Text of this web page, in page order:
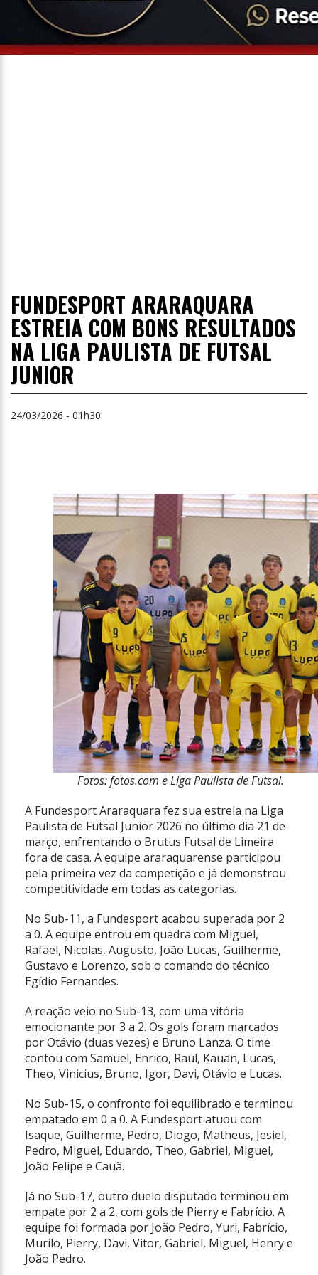
Entrevista
FUNDESPORT ARARAQUARA
ESTREIA COM BONS RESULTADOS
NA LIGA PAULISTA DE FUTSAL
JUNIOR
24/03/2026 - 01h30
Fotos: fotos.com e Liga Paulista de Futsal.
A Fundesport Araraquara fez sua estreia na Liga
Paulista de Futsal Junior 2026 no último dia 21 de
março, enfrentando o Brutus Futsal de Limeira
fora de casa. A equipe araraquarense participou
pela primeira vez da competição e já demonstrou
competitividade em todas as categorias.
No Sub-11, a Fundesport acabou superada por 2
a 0. A equipe entrou em quadra com Miguel,
Rafael, Nicolas, Augusto, João Lucas, Guilherme,
Gustavo e Lorenzo, sob o comando do técnico
Egídio Fernandes.
A reação veio no Sub-13, com uma vitória
emocionante por 3 a 2. Os gols foram marcados
por Otávio (duas vezes) e Bruno Lanza. O time
contou com Samuel, Enrico, Raul, Kauan, Lucas,
Theo, Vinicius, Bruno, Igor, Davi, Otávio e Lucas.
No Sub-15, o confronto foi equilibrado e terminou
empatado em 0 a 0. A Fundesport atuou com
Isaque, Guilherme, Pedro, Diogo, Matheus, Jesiel,
Pedro, Miguel, Eduardo, Theo, Gabriel, Miguel,
João Felipe e Cauã.
Já no Sub-17, outro duelo disputado terminou em
empate por 2 a 2, com gols de Pierry e Fabrício. A
equipe foi formada por João Pedro, Yuri, Fabrício,
Murilo, Pierry, Davi, Vitor, Gabriel, Miguel, Henry e
João Pedro.